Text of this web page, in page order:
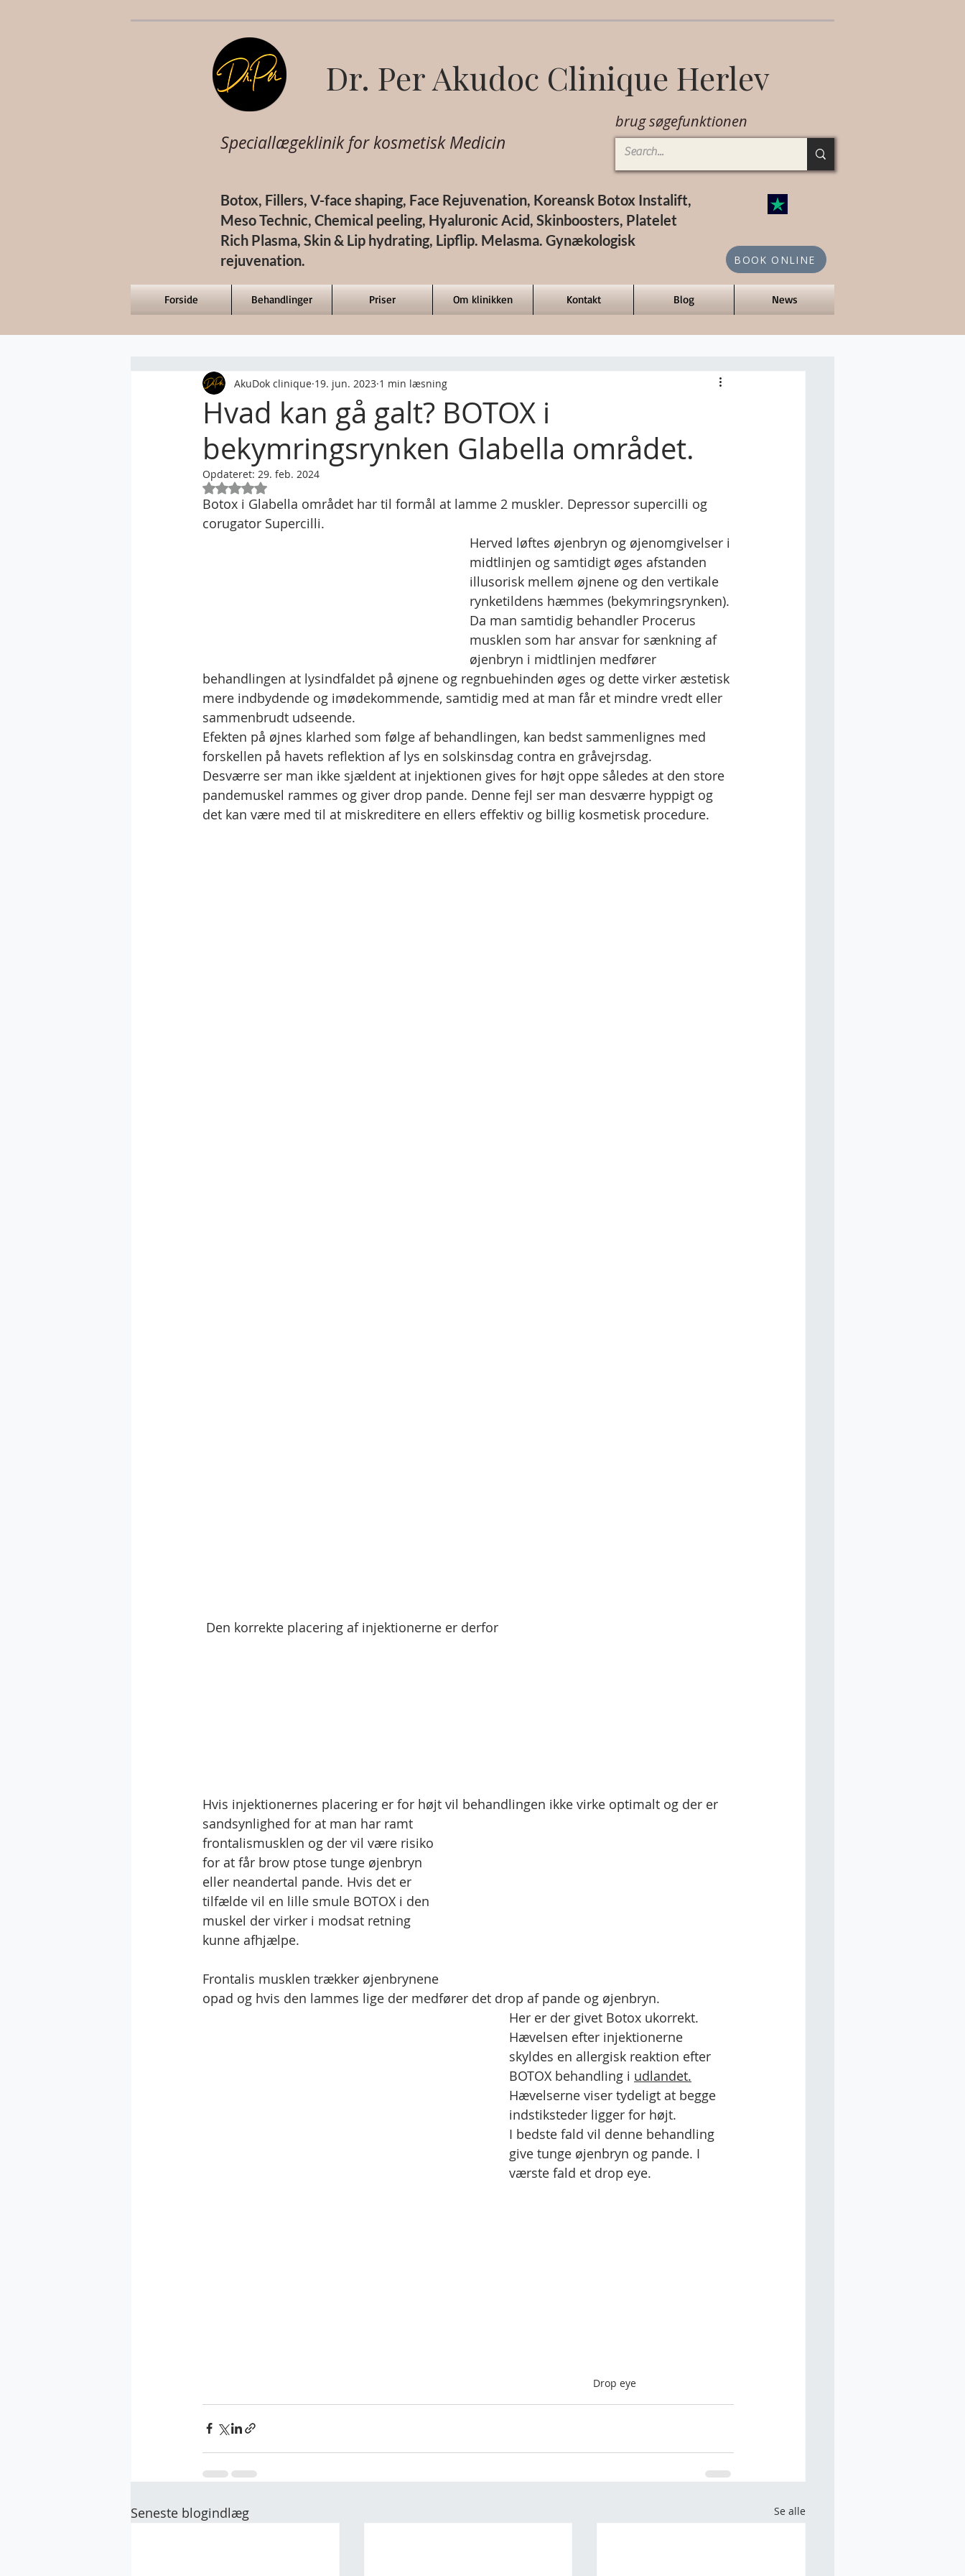
Dr. Per Akudoc Clinique Herlev
brug søgefunktionen
Speciallægeklinik for kosmetisk Medicin
Botox, Fillers, V-face shaping, Face Rejuvenation, Koreansk Botox Instalift,
Meso Technic, Chemical peeling, Hyaluronic Acid, Skinboosters, Platelet
Rich Plasma, Skin & Lip hydrating, Lipflip. Melasma. Gynækologisk
rejuvenation.
BOOK ONLINE
Forside Behandlinger Priser Om klinikken Kontakt Blog News
Hvad kan gå galt? BOTOX i
bekymringsrynken Glabella området.
AkuDok clinique 19. jun. 2023 1 min læsning
Opdateret: 29. feb. 2024
Bedømt til NaN ud af 5 stjerner.
Botox i Glabella området har til formål at lamme 2 muskler. Depressor supercilli og
corugator Supercilli.
Herved løftes øjenbryn og øjenomgivelser i
midtlinjen og samtidigt øges afstanden
illusorisk mellem øjnene og den vertikale
rynketildens hæmmes (bekymringsrynken).
Da man samtidig behandler Procerus
musklen som har ansvar for sænkning af
øjenbryn i midtlinjen medfører
behandlingen at lysindfaldet på øjnene og regnbuehinden øges og dette virker æstetisk
mere indbydende og imødekommende, samtidig med at man får et mindre vredt eller
sammenbrudt udseende.
Efekten på øjnes klarhed som følge af behandlingen, kan bedst sammenlignes med
forskellen på havets reflektion af lys en solskinsdag contra en gråvejrsdag.
Desværre ser man ikke sjældent at injektionen gives for højt oppe således at den store
pandemuskel rammes og giver drop pande. Denne fejl ser man desværre hyppigt og
det kan være med til at miskreditere en ellers effektiv og billig kosmetisk procedure.
Den korrekte placering af injektionerne er derfor
Hvis injektionernes placering er for højt vil behandlingen ikke virke optimalt og der er
sandsynlighed for at man har ramt
frontalismusklen og der vil være risiko
for at får brow ptose tunge øjenbryn
eller neandertal pande. Hvis det er
tilfælde vil en lille smule BOTOX i den
muskel der virker i modsat retning
kunne afhjælpe.
Frontalis musklen trækker øjenbrynene
opad og hvis den lammes lige der medfører det drop af pande og øjenbryn.
Her er der givet Botox ukorrekt.
Hævelsen efter injektionerne
skyldes en allergisk reaktion efter
BOTOX behandling i udlandet.
Hævelserne viser tydeligt at begge
indstiksteder ligger for højt.
I bedste fald vil denne behandling
give tunge øjenbryn og pande. I
værste fald et drop eye.
Drop eye
Seneste blogindlæg Se alle